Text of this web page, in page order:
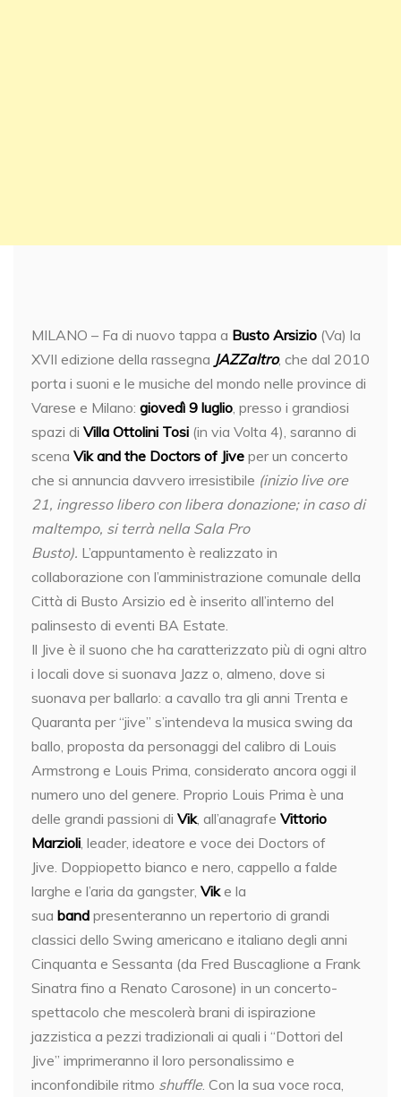
MILANO – Fa di nuovo tappa a Busto Arsizio (Va) la
XVII edizione della rassegna JAZZaltro, che dal 2010
porta i suoni e le musiche del mondo nelle province di
Varese e Milano: giovedì 9 luglio , presso i grandiosi
spazi di Villa Ottolini Tosi (in via Volta 4), saranno di
scena Vik and the Doctors of Jive per un concerto
che si annuncia davvero irresistibile (inizio live ore
21, ingresso libero con libera donazione; in caso di
maltempo, si terrà nella Sala Pro
Busto). L’appuntamento è realizzato in
collaborazione con l’amministrazione comunale della
Città di Busto Arsizio ed è inserito all’interno del
palinsesto di eventi BA Estate.
Il Jive è il suono che ha caratterizzato più di ogni altro
i locali dove si suonava Jazz o, almeno, dove si
suonava per ballarlo: a cavallo tra gli anni Trenta e
Quaranta per “jive” s’intendeva la musica swing da
ballo, proposta da personaggi del calibro di Louis
Armstrong e Louis Prima, considerato ancora oggi il
numero uno del genere. Proprio Louis Prima è una
delle grandi passioni di Vik, all’anagrafe Vittorio
Marzioli , leader, ideatore e voce dei Doctors of
Jive. Doppiopetto bianco e nero, cappello a falde
larghe e l’aria da gangster, Vike la
sua band presenteranno un repertorio di grandi
classici dello Swing americano e italiano degli anni
Cinquanta e Sessanta (da Fred Buscaglione a Frank
Sinatra fino a Renato Carosone) in un concerto-
spettacolo che mescolerà brani di ispirazione
jazzistica a pezzi tradizionali ai quali i “Dottori del
Jive” imprimeranno il loro personalissimo e
inconfondibile ritmo shuffle. Con la sua voce roca,